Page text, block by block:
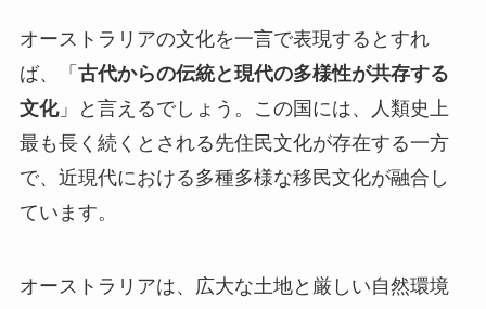
オーストラリアの文化を一言で表現するとすれ
ば、「 古代からの伝統と現代の多様性が共存する
文化」と言えるでしょう。この国には、人類史上
最も長く続くとされる先住民文化が存在する一方
で、近現代における多種多様な移民文化が融合し
ています。
オーストラリアは、広大な土地と厳しい自然環境